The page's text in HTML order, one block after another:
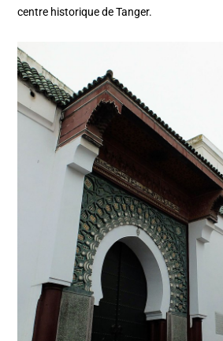
centre historique de Tanger.